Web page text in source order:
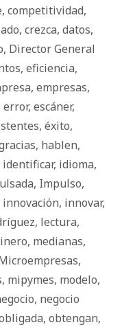
, competitividad,
, crezca, datos,
, Director General
, eficiencia,
, empresas,
error, escáner,
, éxito,
, hablen,
identificar, idioma,
, Impulso,
innovación, innovar,
, lectura,
, medianas,
,
, mipymes, modelo,
, negocio
, obtengan,